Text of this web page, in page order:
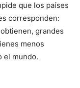
que los países
corresponden:
grandes
menos
el mundo.